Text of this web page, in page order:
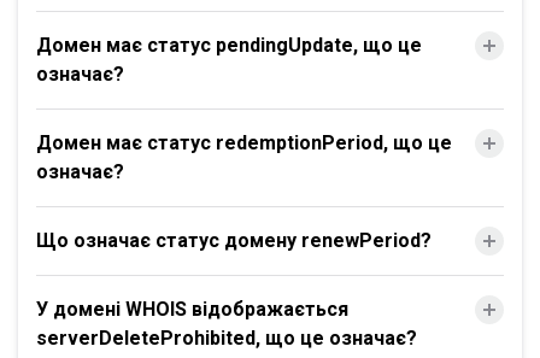
Домен має статус pendingUpdate, що це
означає?
Домен має статус redemptionPeriod, що це
означає?
Що означає статус домену renewPeriod?
У домені WHOIS відображається
serverDeleteProhibited, що це означає?